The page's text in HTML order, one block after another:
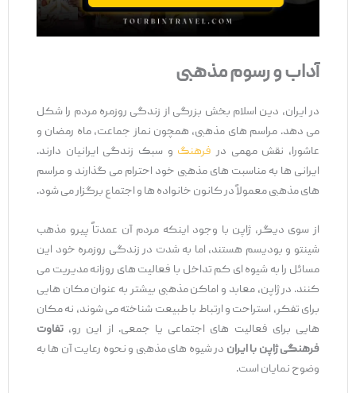
آداب و رسوم مذهبی
در ایران، دین اسلام بخش بزرگی از زندگی روزمره مردم را شکل
می ‌دهد. مراسم‌ های مذهبی، همچون نماز جماعت، ماه رمضان و
عاشورا، نقش مهمی درفرهنگو سبک زندگی ایرانیان دارند.
ایرانی ‌ها به مناسبت‌ های مذهبی خود احترام می ‌گذارند و مراسم
‌های مذهبی معمولاً در کانون خانواده ‌ها و اجتماع برگزار می ‌شود.
از سوی دیگر، ژاپن با وجود اینکه مردم آن عمدتاً پیرو مذهب
شینتو و بودیسم هستند، اما به شدت در زندگی روزمره خود این
مسائل را به شیوه ‌ای کم ‌تداخل با فعالیت ‌های روزانه مدیریت می‌
کنند. در ژاپن، معابد و اماکن مذهبی بیشتر به عنوان مکان‌ هایی
برای تفکر، استراحت و ارتباط با طبیعت شناخته می ‌شوند، نه مکان
‌هایی برای فعالیت ‌های اجتماعی یا جمعی. از این رو،تفاوت
فرهنگی ژاپن با ایراندر شیوه ‌های مذهبی و نحوه رعایت آن ها به
وضوح نمایان است.